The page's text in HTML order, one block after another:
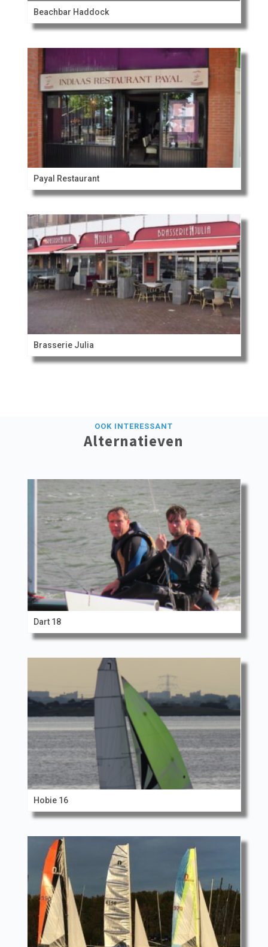
Beachbar Haddock
Payal Restaurant
Brasserie Julia
OOK INTERESSANT
Alternatieven
Dart 18
Hobie 16